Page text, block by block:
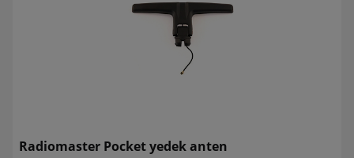
Radiomaster Pocket yedek anten